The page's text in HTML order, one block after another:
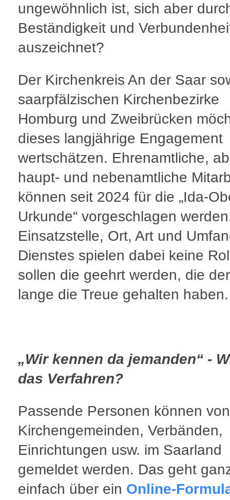
ungewöhnlich ist, sich aber
Beständigkeit und
auszeichnet?
Der Kirchenkreis An der Saar
saarpfälzischen Kirchenbezirke
Homburg und Zweibrücken
dieses langjährige Engagement
wertschätzen. Ehrenamtliche,
haupt- und nebenamtliche
können seit 2024 für die „Ida-
Urkunde“ vorgeschlagen
Einsatzstelle, Ort, Art und
Dienstes spielen dabei keine
sollen die geehrt werden, die
lange die Treue gehalten haben.
„Wir kennen da jemanden“ -
das Verfahren?
Passende Personen können
Kirchengemeinden, Verbänden,
Einrichtungen usw. im Saarland
gemeldet werden. Das geht
einfach über ein Online-